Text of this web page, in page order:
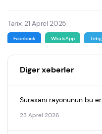
Tarix: 21 Aprel 2025
Facebook WhatsApp
Digər xəbərlər
Suraxanı rayonunun bu
23 Aprel 2026